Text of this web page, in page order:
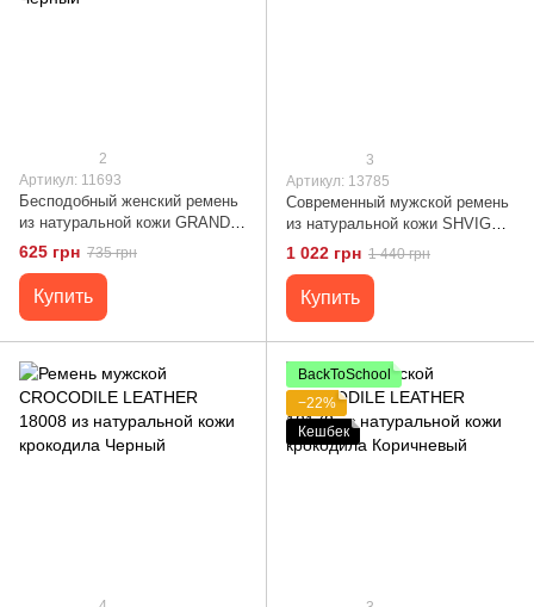
2
Артикул: 11693
Бесподобный женский ремень
из натуральной кожи GRANDE
PELLE 11693 Черный
625 грн 735 грн
Купить
3
Артикул: 13785
Современный мужской ремень
из натуральной кожи SHVIGEL
13785
1 022 грн 1 440 грн
Купить
BackToSchool
−22%
Кешбек